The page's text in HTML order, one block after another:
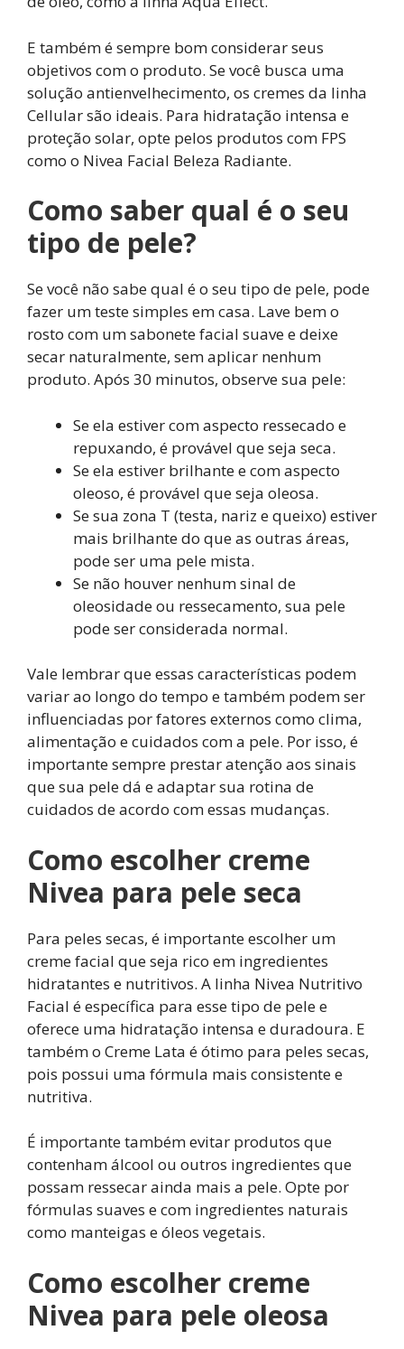
E também é sempre bom considerar seus
objetivos com o produto. Se você busca uma
solução antienvelhecimento, os cremes da linha
Cellular são ideais. Para hidratação intensa e
proteção solar, opte pelos produtos com FPS
como o Nivea Facial Beleza Radiante.
Como saber qual é o seu
tipo de pele?
Se você não sabe qual é o seu tipo de pele, pode
fazer um teste simples em casa. Lave bem o
rosto com um sabonete facial suave e deixe
secar naturalmente, sem aplicar nenhum
produto. Após 30 minutos, observe sua pele:
Se ela estiver com aspecto ressecado e
repuxando, é provável que seja seca.
Se ela estiver brilhante e com aspecto
oleoso, é provável que seja oleosa.
Se sua zona T (testa, nariz e queixo) estiver
mais brilhante do que as outras áreas,
pode ser uma pele mista.
Se não houver nenhum sinal de
oleosidade ou ressecamento, sua pele
pode ser considerada normal.
Vale lembrar que essas características podem
variar ao longo do tempo e também podem ser
influenciadas por fatores externos como clima,
alimentação e cuidados com a pele. Por isso, é
importante sempre prestar atenção aos sinais
que sua pele dá e adaptar sua rotina de
cuidados de acordo com essas mudanças.
Como escolher creme
Nivea para pele seca
Para peles secas, é importante escolher um
creme facial que seja rico em ingredientes
hidratantes e nutritivos. A linha Nivea Nutritivo
Facial é específica para esse tipo de pele e
oferece uma hidratação intensa e duradoura. E
também o Creme Lata é ótimo para peles secas,
pois possui uma fórmula mais consistente e
nutritiva.
É importante também evitar produtos que
contenham álcool ou outros ingredientes que
possam ressecar ainda mais a pele. Opte por
fórmulas suaves e com ingredientes naturais
como manteigas e óleos vegetais.
Como escolher creme
Nivea para pele oleosa